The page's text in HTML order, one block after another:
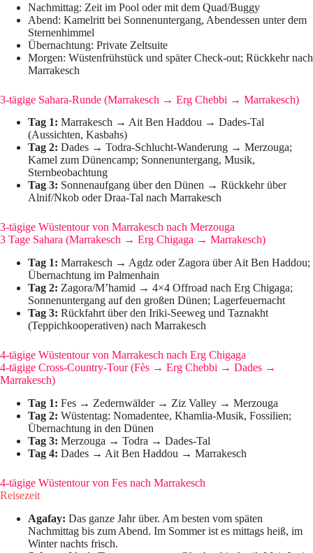
Nachmittag: Zeit im Pool oder mit dem Quad/Buggy
Abend: Kamelritt bei Sonnenuntergang, Abendessen unter dem
Sternenhimmel
Übernachtung: Private Zeltsuite
Morgen: Wüstenfrühstück und später Check-out; Rückkehr nach
Marrakesch
3-tägige Sahara-Runde (Marrakesch → Erg Chebbi → Marrakesch)
Tag 1: Marrakesch → Ait Ben Haddou → Dades-Tal
(Aussichten, Kasbahs)
Tag 2: Dades → Todra-Schlucht-Wanderung → Merzouga;
Kamel zum Dünencamp; Sonnenuntergang, Musik,
Sternbeobachtung
Tag 3: Sonnenaufgang über den Dünen → Rückkehr über
Alnif/Nkob oder Draa-Tal nach Marrakesch
3-tägige Wüstentour von Marrakesch nach Merzouga
3 Tage Sahara (Marrakesch → Erg Chigaga → Marrakesch)
Tag 1: Marrakesch → Agdz oder Zagora über Ait Ben Haddou;
Übernachtung im Palmenhain
Tag 2: Zagora/M’hamid → 4×4 Offroad nach Erg Chigaga;
Sonnenuntergang auf den großen Dünen; Lagerfeuernacht
Tag 3: Rückfahrt über den Iriki-Seeweg und Taznakht
(Teppichkooperativen) nach Marrakesch
4-tägige Wüstentour von Marrakesch nach Erg Chigaga
4-tägige Cross-Country-Tour (Fès → Erg Chebbi → Dades →
Marrakesch)
Tag 1: Fes → Zedernwälder → Ziz Valley → Merzouga
Tag 2: Wüstentag: Nomadentee, Khamlia-Musik, Fossilien;
Übernachtung in den Dünen
Tag 3: Merzouga → Todra → Dades-Tal
Tag 4: Dades → Ait Ben Haddou → Marrakesch
4-tägige Wüstentour von Fes nach Marrakesch
Reisezeit
Agafay: Das ganze Jahr über. Am besten vom späten
Nachmittag bis zum Abend. Im Sommer ist es mittags heiß, im
Winter nachts frisch.